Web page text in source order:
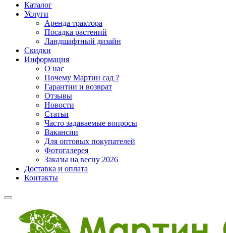
Каталог
Услуги
Аренда трактора
Посадка растений
Ландшафтный дизайн
Скидки
Информация
О нас
Почему Мартин сад ?
Гарантии и возврат
Отзывы
Новости
Статьи
Часто задаваемые вопросы
Вакансии
Для оптовых покупателей
Фотогалерея
Заказы на весну 2026
Доставка и оплата
Контакты